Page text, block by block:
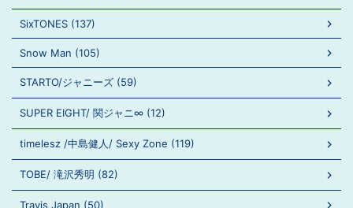
SixTONES (137)
Snow Man (105)
STARTO/ジャニーズ (59)
SUPER EIGHT/ 関ジャニ∞ (12)
timelesz /中島健人/ Sexy Zone (119)
TOBE/ 滝沢秀明 (82)
Travis Japan (50)